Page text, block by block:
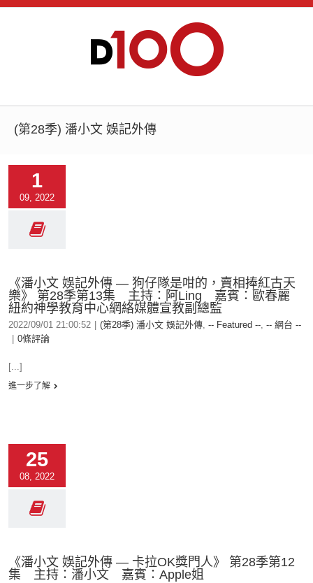
(第28季) 潘小文 娛記外傳
1
09, 2022
《潘小文 娛記外傳 — 狗仔隊是咁的，賣相捧紅古天
樂》 第28季第13集 主持：阿Ling 嘉賓：歐春麗
紐約神學教育中心網絡媒體宣教副總監
2022/09/01 21:00:52 (第28季) 潘小文 娛記外傳, -- Featured --, -- 網台 --
0條評論
[...]
進一步了解
25
08, 2022
《潘小文 娛記外傳 — 卡拉OK獎門人》 第28季第12
集 主持：潘小文 嘉賓：Apple姐